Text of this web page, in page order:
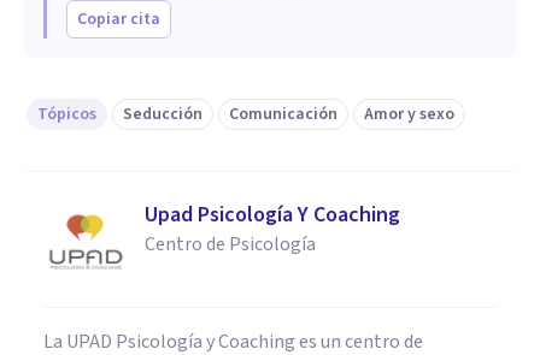
Copiar cita
Tópicos Seducción Comunicación Amor y sexo
Upad Psicología Y Coaching
Centro de Psicología
La UPAD Psicología y Coaching es un centro de